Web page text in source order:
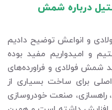
درباره شمش
و انواعش توضیح دادیم
و امیدواریم مفید بوده
شمش فولادی و فراورده‌های
برای ساخت بسیاری از
راهسازی، صنعت خودروسازی